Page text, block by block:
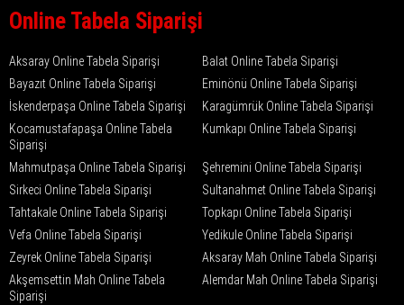
Online Tabela Siparişi
Aksaray Online Tabela Siparişi
Balat Online Tabela Siparişi
Bayazıt Online Tabela Siparişi
Eminönü Online Tabela Siparişi
İskenderpaşa Online Tabela Siparişi
Karagümrük Online Tabela Siparişi
Kocamustafapaşa Online Tabela
Siparişi
Kumkapı Online Tabela Siparişi
Mahmutpaşa Online Tabela Siparişi
Şehremini Online Tabela Siparişi
Sirkeci Online Tabela Siparişi
Sultanahmet Online Tabela Siparişi
Tahtakale Online Tabela Siparişi
Topkapı Online Tabela Siparişi
Vefa Online Tabela Siparişi
Yedikule Online Tabela Siparişi
Zeyrek Online Tabela Siparişi
Aksaray Mah Online Tabela Siparişi
Akşemsettin Mah Online Tabela
Siparişi
Alemdar Mah Online Tabela Siparişi